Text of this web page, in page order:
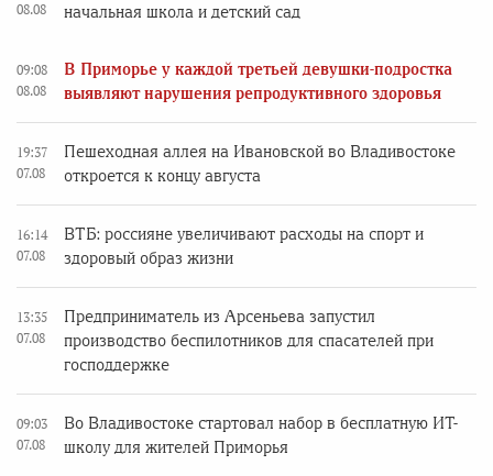
08.08
начальная школа и детский сад
09:08
08.08
В Приморье у каждой третьей девушки-подростка
выявляют нарушения репродуктивного здоровья
19:37
07.08
Пешеходная аллея на Ивановской во Владивостоке
откроется к концу августа
16:14
07.08
ВТБ: россияне увеличивают расходы на спорт и
здоровый образ жизни
13:35
07.08
Предприниматель из Арсеньева запустил
производство беспилотников для спасателей при
господдержке
09:03
07.08
Во Владивостоке стартовал набор в бесплатную ИТ-
школу для жителей Приморья